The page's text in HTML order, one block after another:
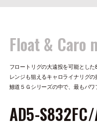
Float & Caro
フロートリグの大遠投を可能とし
レンジも狙えるキャロライナリグ
鯵道５Ｇシリーズの中で、最もパ
AD5-